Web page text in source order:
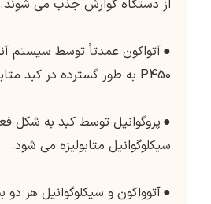
از دستگاه گوارش جذب می شوند.
●آتواکون عمدتاً توسط سیستم
P450 به طور گسترده در کبد متابولیزه می شود.
● پروگوانیل توسط کبد به شکل
سیکلوگوانیل متابولیزه می شود.
●آتوواکون و سیکلوگوانیل هر دو